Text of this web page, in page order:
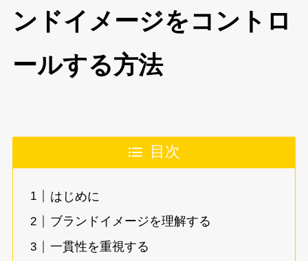
ンドイメージをコントロ
ールする方法
目次
はじめに
ブランドイメージを理解する
一貫性を重視する